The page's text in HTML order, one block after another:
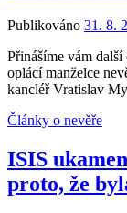
Publikováno 31. 8.
Přinášíme vám
oplácí manželce
kancléř Vratislav
Články o nevěře
ISIS
proto, že